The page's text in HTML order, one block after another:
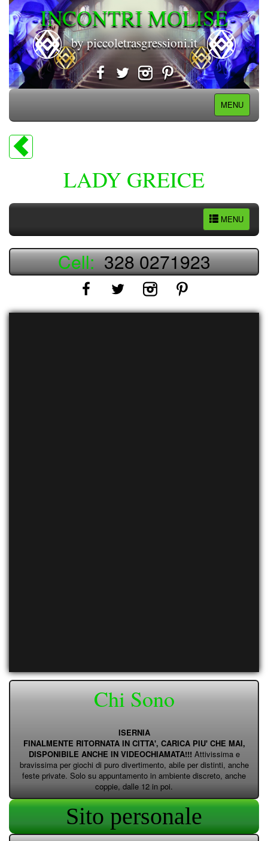
INCONTRI MOLISE
by piccoletrasgressioni.it
MENU
LADY GREICE
MENU
Cell:328 0271923
Chi Sono
ISERNIA
FINALMENTE RITORNATA IN CITTA', CARICA PIU' CHE MAI,
DISPONIBILE ANCHE IN VIDEOCHIAMATA!!! Attivissima e
bravissima per giochi di puro divertimento, abile per distinti, anche
feste private. Solo su appuntamento in ambiente discreto, anche
coppie, dalle 12 in poi.
Sito personale